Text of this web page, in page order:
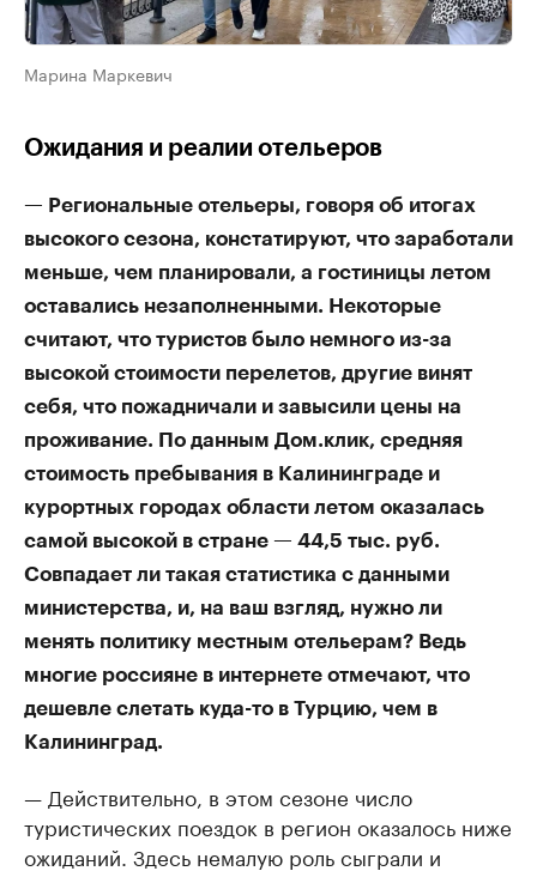
Марина Маркевич
Ожидания и реалии отельеров
— Региональные отельеры, говоря об итогах
высокого сезона, констатируют, что заработали
меньше, чем планировали, а гостиницы летом
оставались незаполненными. Некоторые
считают, что туристов было немного из-за
высокой стоимости перелетов, другие винят
себя, что пожадничали и завысили цены на
проживание. По данным Дом.клик, средняя
стоимость пребывания в Калининграде и
курортных городах области летом оказалась
самой высокой в стране — 44,5 тыс. руб.
Совпадает ли такая статистика с данными
министерства, и, на ваш взгляд, нужно ли
менять политику местным отельерам? Ведь
многие россияне в интернете отмечают, что
дешевле слетать куда-то в Турцию, чем в
Калининград.
— Действительно, в этом сезоне число
туристических поездок в регион оказалось ниже
ожиданий. Здесь немалую роль сыграли и